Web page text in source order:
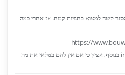
קשה למצוא בחנויות קמח. אז אחרי כמה
https://
ingredienten/bloem-en-meel בנוסף, אציין כי אם אין להם במלאי את מה